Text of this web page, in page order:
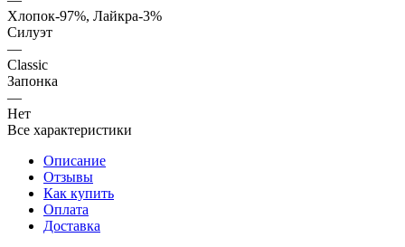
Хлопок-97%, Лайкра-3%
Силуэт
—
Classic
Запонка
—
Нет
Все характеристики
Описание
Отзывы
Как купить
Оплата
Доставка